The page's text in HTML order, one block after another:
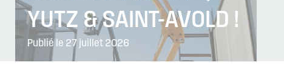
YUTZ & SAINT-AVOLD !
Publié le 27 juillet 2026